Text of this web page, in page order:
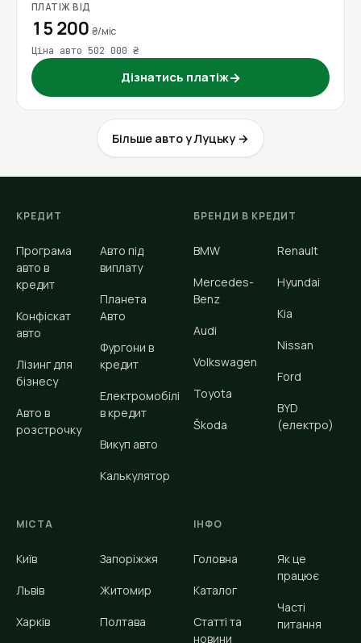
ПЛАТІЖ ВІД
15 200 ₴/міс
Ціна авто 502 000 ₴
Дізнатись платіж→
Більше авто у Луцьку →
КРЕДИТ
Програма
авто в
кредит
Конфіскат
авто
Лізинг для
бізнесу
Авто в
розстрочку
Авто під
виплату
Планета
Авто
Фургони в
кредит
Електромобілі
в кредит
Викуп авто
Калькулятор
БРЕНДИ В КРЕДИТ
BMW
Mercedes-
Benz
Audi
Volkswagen
Toyota
Škoda
Renault
Hyundai
Kia
Nissan
Ford
BYD
(електро)
МІСТА
Київ
Львів
Харків
Запоріжжя
Житомир
Полтава
ІНФО
Головна
Каталог
Статті та
новини
Як це
працює
Часті
питання